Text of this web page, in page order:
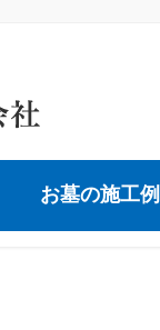
お墓の施工例